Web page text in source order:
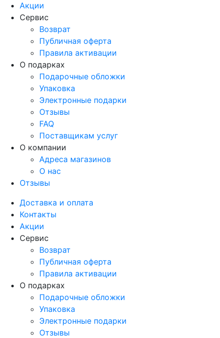
Акции
Сервис
Возврат
Публичная оферта
Правила активации
О подарках
Подарочные обложки
Упаковка
Электронные подарки
Отзывы
FAQ
Поставщикам услуг
О компании
Адреса магазинов
О нас
Отзывы
Доставка и оплата
Контакты
Акции
Сервис
Возврат
Публичная оферта
Правила активации
О подарках
Подарочные обложки
Упаковка
Электронные подарки
Отзывы